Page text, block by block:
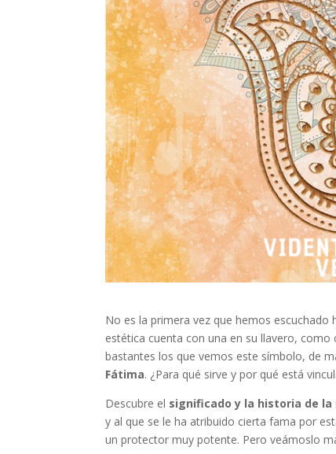
No es la primera vez que hemos
estética cuenta con una en su llavero,
bastantes los que vemos este símbolo, de
Fátima. ¿Para qué sirve y por qué está
Descubre el significado y la historia de la
y al que se le ha atribuido cierta fama por
un protector muy potente. Pero veámoslo